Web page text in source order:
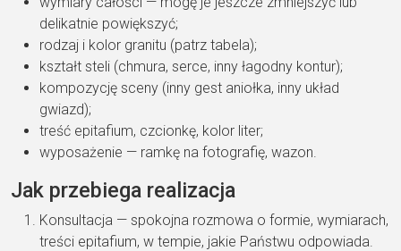
delikatnie powiększyć;
rodzaj i kolor granitu (patrz tabela);
kształt steli (chmura, serce, inny łagodny kontur);
kompozycję sceny (inny gest aniołka, inny układ
gwiazd);
treść epitafium, czcionkę, kolor liter;
wyposażenie — ramkę na fotografię, wazon.
Jak przebiega realizacja
Konsultacja — spokojna rozmowa o formie, wymiarach,
treści epitafium, w tempie, jakie Państwu odpowiada.